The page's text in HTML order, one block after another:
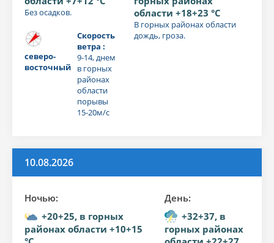
Без осадков.
северо-
восточный
Скорость
ветра :
9-14, днем
в горных
районах
области
порывы
15-20м/с
области +18+23 °C
В горных районах области
дождь, гроза.
10.08.2026
Ночью:
+20+25, в горных
районах области +10+15
День:
+32+37, в
горных районах